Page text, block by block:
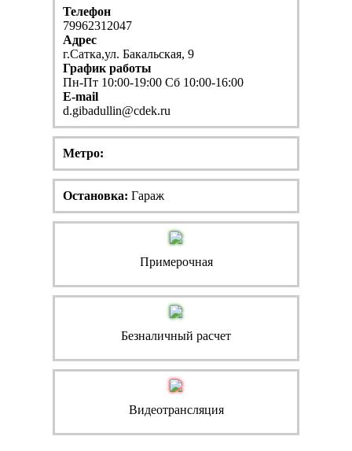
Телефон
79962312047
Адрес
г.Сатка,ул. Бакальская, 9
График работы
Пн-Пт 10:00-19:00 Сб 10:00-16:00
E-mail
d.gibadullin@cdek.ru
Метро:
Остановка: Гараж
Примерочная
Безналичный расчет
Видеотрансляция